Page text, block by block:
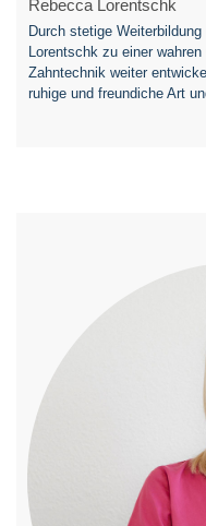
Rebecca Lorentschk
Durch stetige
Lorentschk zu einer
Zahntechnik weiter
ruhige und freundiche Art